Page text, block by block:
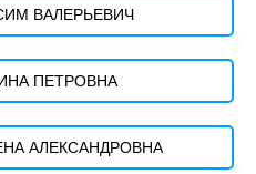
ВАЛЕРЬЕВИЧ
ПЕТРОВНА
АЛЕКСАНДРОВНА